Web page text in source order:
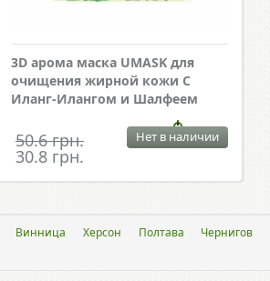
3D арома маска UMASK для
очищения жирной кожи С
Иланг-Илангом и Шалфеем
50.6 грн.
30.8 грн.
Нет в наличии
Винница Херсон Полтава Чернигов